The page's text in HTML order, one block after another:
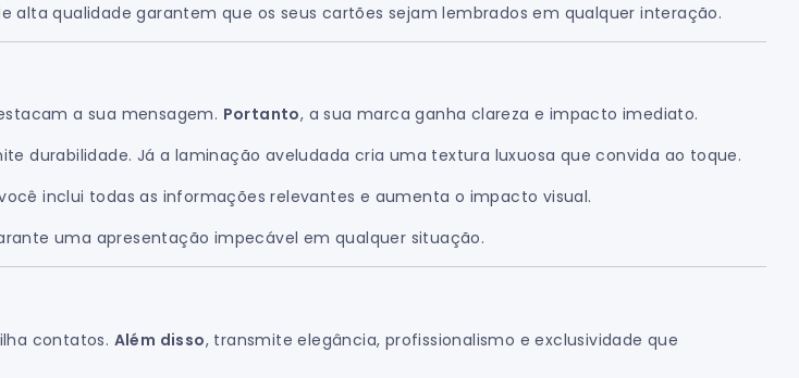
alta qualidade garantem que os seus cartões sejam lembrados em qualquer interação.
a sua mensagem. Portanto, a sua marca ganha clareza e impacto imediato.
durabilidade. Já a laminação aveludada cria uma textura luxuosa que convida ao toque.
inclui todas as informações relevantes e aumenta o impacto visual.
uma apresentação impecável em qualquer situação.
contatos. Além disso, transmite elegância, profissionalismo e exclusividade que